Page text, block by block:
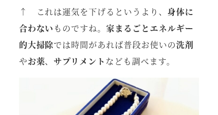
↑ これは運気を下げるというより、 身体に
合わない ものですね。家まるごとエネルギー
的大掃除では時間があれば普段お使いの洗剤
やお薬、 サプリメント なども調べます。